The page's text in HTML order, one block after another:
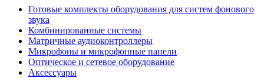
Готовые комплекты оборудования для систем фонового
звука
Комбинированные системы
Матричные аудиоконтроллеры
Микрофоны и микрофонные панели
Оптическое и сетевое оборудование
Аксессуары